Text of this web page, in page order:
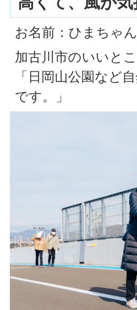
お名前：ひまちゃ
加古川市のいいと
「日岡山公園など
です。」